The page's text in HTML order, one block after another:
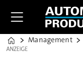
Home
Management
ANZEIGE
ANZEIGE